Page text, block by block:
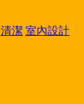
清潔 室內設計